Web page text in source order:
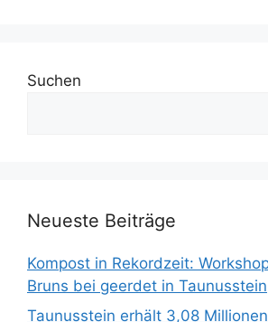
Suchen
Neueste Beiträge
Kompost in Rekordzeit:
Bruns bei geerdet in Taunusstein
Taunusstein erhält 3,08